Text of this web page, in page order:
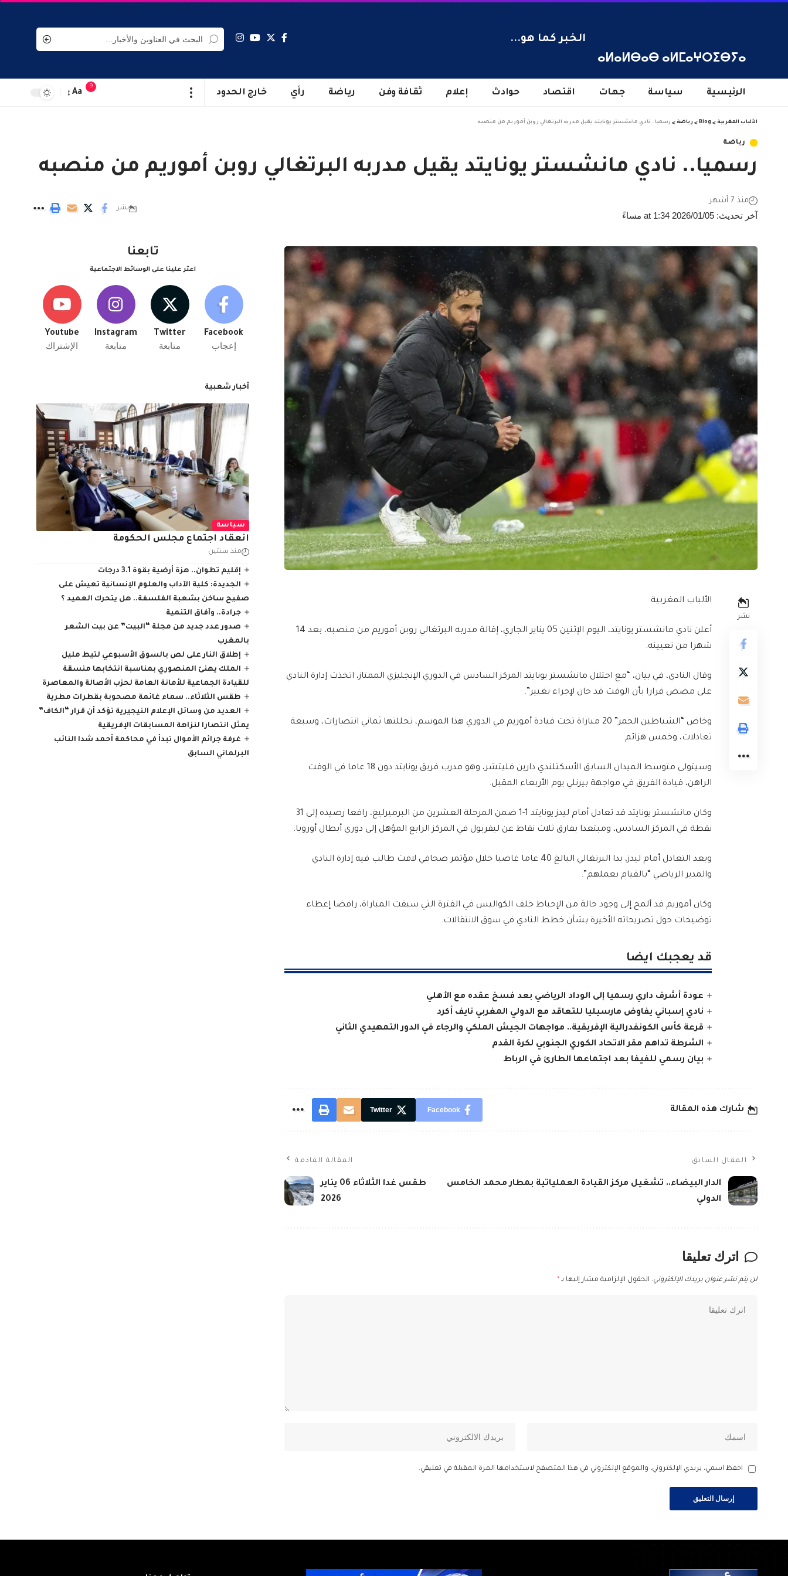
ⴰⵍⴰⵍⴱⴰⴱ ⴰⵍⵎⴰⵖⵔⵉⴱⵢⴰ
الخبر كما هو...
الرئيسية سياسة جهات اقتصاد حوادث إعلام ثقافة وفن رياضة رأي خارج الحدود
9
Aa
الألباب المغربية >
Blog
> رياضة > رسميا.. نادي مانشستر يونايتد يقيل مدربه البرتغالي روبن أموريم من منصبه
رياضة
رسميا.. نادي مانشستر يونايتد يقيل مدربه البرتغالي روبن أموريم من منصبه
آخر تحديث: 2026/01/05 at 1:34 مساءً
منذ 7 أشهر
نشر
نشر
الألباب المغربية
أعلن نادي مانشستر يونايتد، اليوم الإثنين 05 يناير الجاري، إقالة مدربه البرتغالي روبن أموريم من منصبه، بعد 14
شهرا من تعيينه.
وقال النادي، في بيان، “مع احتلال مانشستر يونايتد المركز السادس في الدوري الإنجليزي الممتاز، اتخذت إدارة النادي
على مضض قرارا بأن الوقت قد حان لإجراء تغيير”.
وخاض “الشياطين الحمر” 20 مباراة تحت قيادة أموريم في الدوري هذا الموسم، تخللتها ثماني انتصارات، وسبعة
تعادلات، وخمس هزائم.
وسيتولى متوسط الميدان السابق الأسكتلندي دارين فليتشر، وهو مدرب فريق يونايتد دون 18 عاما في الوقت
الراهن، قيادة الفريق في مواجهة بيرنلي يوم الأربعاء المقبل.
وكان مانشستر يونايتد قد تعادل أمام ليدز يونايتد 1-1 ضمن المرحلة العشرين من البرميرليغ، رافعا رصيده إلى 31
نقطة في المركز السادس، ومبتعدا بفارق ثلاث نقاط عن ليفربول في المركز الرابع المؤهل إلى دوري أبطال أوروبا.
وبعد التعادل أمام ليدز، بدا البرتغالي البالغ 40 عاما غاضبا خلال مؤتمر صحافي لافت طالب فيه إدارة النادي
والمدير الرياضي “بالقيام بعملهم”.
وكان أموريم قد ألمح إلى وجود حالة من الإحباط خلف الكواليس في الفترة التي سبقت المباراة، رافضا إعطاء
توضيحات حول تصريحاته الأخيرة بشأن خطط النادي في سوق الانتقالات.
قد يعجبك ايضا
عودة أشرف داري رسميا إلى الوداد الرياضي بعد فسخ عقده مع الأهلي
نادي إسباني يفاوض مارسيليا للتعاقد مع الدولي المغربي نايف أكرد
قرعة كأس الكونفدرالية الإفريقية.. مواجهات الجيش الملكي والرجاء في الدور التمهيدي الثاني
الشرطة تداهم مقر الاتحاد الكوري الجنوبي لكرة القدم
بيان رسمي للفيفا بعد اجتماعها الطارئ في الرباط
شارك هذه المقالة Facebook
Twitter
المقال السابق
الدار البيضاء.. تشغيل مركز القيادة العملياتية بمطار محمد الخامس
الدولي
المقالة القادمة
طقس غدا الثلاثاء 06 يناير
2026
اترك تعليقا
لن يتم نشر عنوان بريدك الإلكتروني. الحقول الإلزامية مشار إليها بـ *
احفظ اسمي، بريدي الإلكتروني، والموقع الإلكتروني في هذا المتصفح لاستخدامها المرة المقبلة في تعليقي.
تابعنا
اعثر علينا على الوسائط الاجتماعية
Facebook
إعجاب
Twitter
متابعة
Instagram
متابعة
Youtube
الإشتراك
أخبار شعبية
سياسة
انعقاد اجتماع مجلس الحكومة
منذ سنتين
إقليم تطوان.. هزة أرضية بقوة 3.1 درجات
الجديدة: كلية الآداب والعلوم الإنسانية تعيش على
صفيح ساخن بشعبة الفلسفة.. هل يتحرك العميد ؟
جرادة.. وآفاق التنمية
صدور عدد جديد من مجلة “البيت” عن بيت الشعر
بالمغرب
إطلاق النار على لص بالسوق الأسبوعي لتيط مليل
الملك يهنئ المنصوري بمناسبة انتخابها منسقة
للقيادة الجماعية للأمانة العامة لحزب الأصالة والمعاصرة
طقس الثلاثاء.. سماء غائمة مصحوبة بقطرات مطرية
العديد من وسائل الإعلام النيجيرية تؤكد أن قرار “الكاف”
يمثل انتصارا لنزاهة المسابقات الإفريقية
غرفة جرائم الأموال تبدأ في محاكمة أحمد شدا النائب
البرلماني السابق